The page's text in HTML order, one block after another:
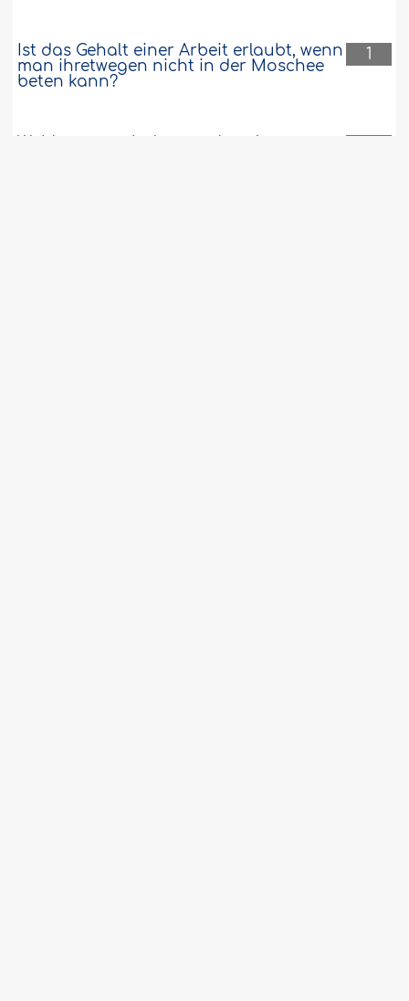
1
Ist das Gehalt einer Arbeit erlaubt, wenn
man ihretwegen nicht in der Moschee
beten kann?